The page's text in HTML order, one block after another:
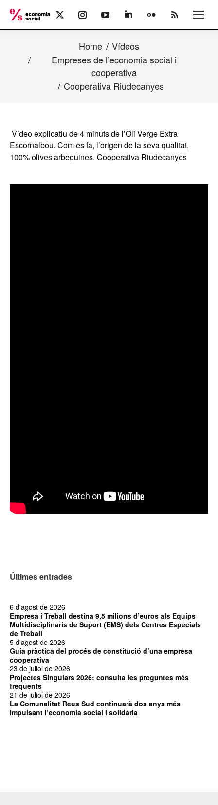
X
page
new
window
Instagram
page
in
new
window
YouTube
page
in
new
window
Linkedin
page
in
new
window
Flickr
page
new
window
Rss
page
new
window
Home
Vídeos
Empreses de l’economia social i
cooperativa
Cooperativa Riudecanyes
Vídeo explicatiu de 4 minuts de l’Oli Verge Extra
Escornalbou. Com es fa, l’origen de la seva qualitat,
100% olives arbequines. Cooperativa Riudecanyes
Últimes entrades
Empresa i Treball destina 9,5 milions d’euros als Equips
Multidisciplinaris de Suport (EMS) dels Centres Especials
de Treball
6 d'agost de 2026
Guia pràctica del procés de constitució d’una empresa
cooperativa
5 d'agost de 2026
Projectes Singulars 2026: consulta les preguntes més
freqüents
23 de juliol de 2026
La Comunalitat Reus Sud continuarà dos anys més
impulsant l’economia social i solidària
21 de juliol de 2026